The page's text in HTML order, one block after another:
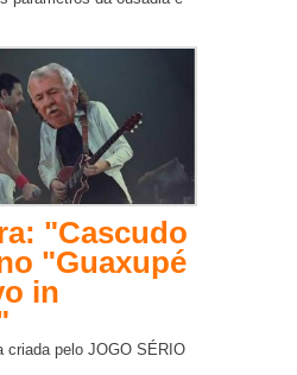
"Cascudo
"Guaxupé
in
criada pelo JOGO SÉRIO